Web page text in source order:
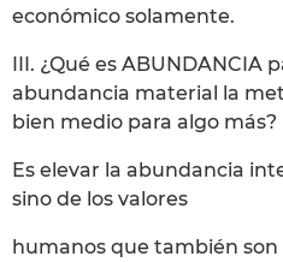
económico solamente.
III. ¿Qué es ABUNDANCIA
abundancia material la
bien medio para algo más?
Es elevar la abundancia
sino de los valores
humanos que también